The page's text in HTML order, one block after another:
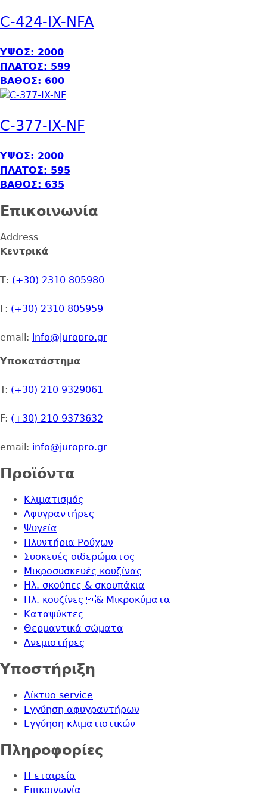
C-424-IX-NFA
ΥΨΟΣ: 2000
ΠΛΑΤΟΣ: 599
ΒΑΘΟΣ: 600
C-377-IX-NF
ΥΨΟΣ: 2000
ΠΛΑΤΟΣ: 595
ΒΑΘΟΣ: 635
Επικοινωνία
Address
Κεντρικά
Τ: (+30) 2310 805980
F: (+30) 2310 805959
email: info@juropro.gr
Υποκατάστημα
T: (+30) 210 9329061
F: (+30) 210 9373632
email: info@juropro.gr
Προϊόντα
Κλιματισμός
Αφυγραντήρες
Ψυγεία
Πλυντήρια Ρούχων
Συσκευές σιδερώματος
Μικροσυσκευές κουζίνας
Ηλ. σκούπες & σκουπάκια
Ηλ. κουζίνες & Μικροκύματα
Καταψύκτες
Θερμαντικά σώματα
Ανεμιστήρες
Yποστήριξη
Δίκτυο service
Εγγύηση αφυγραντήρων
Εγγύηση κλιματιστικών
Πληροφορίες
Η εταιρεία
Επικοινωνία